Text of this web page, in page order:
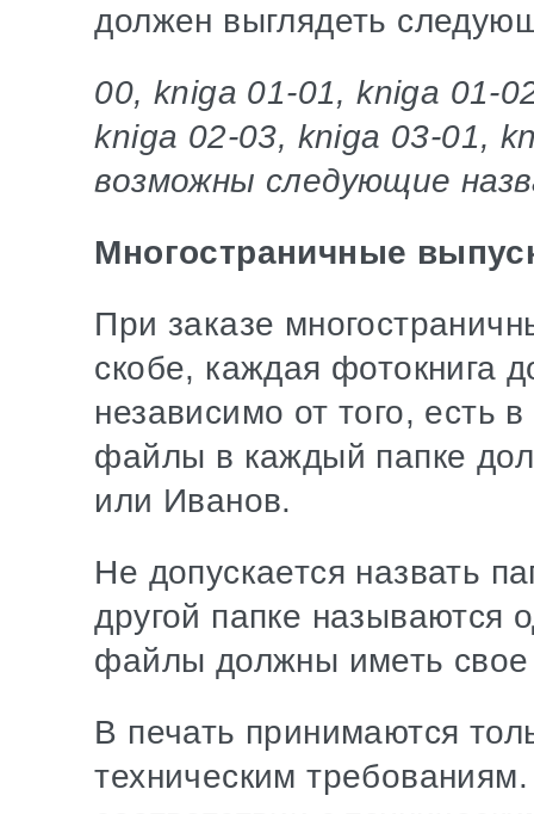
должен выглядеть
00, kniga 01-01, kniga 01-
kniga 02-03, kniga 03-01,
возможны следующие
Многостраничные
При заказе
скобе, каждая фотокнига
независимо от того, есть
файлы в каждый папке
или Иванов.
Не допускается назвать
другой папке называются
файлы должны иметь
В печать принимаются
техническим